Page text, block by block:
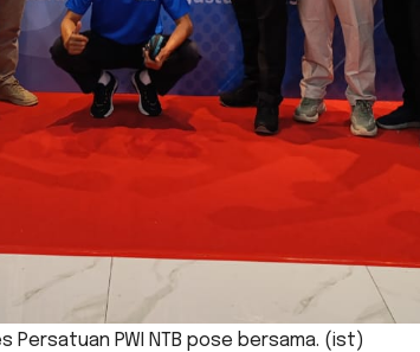
Persatuan PWI NTB pose bersama. (ist)